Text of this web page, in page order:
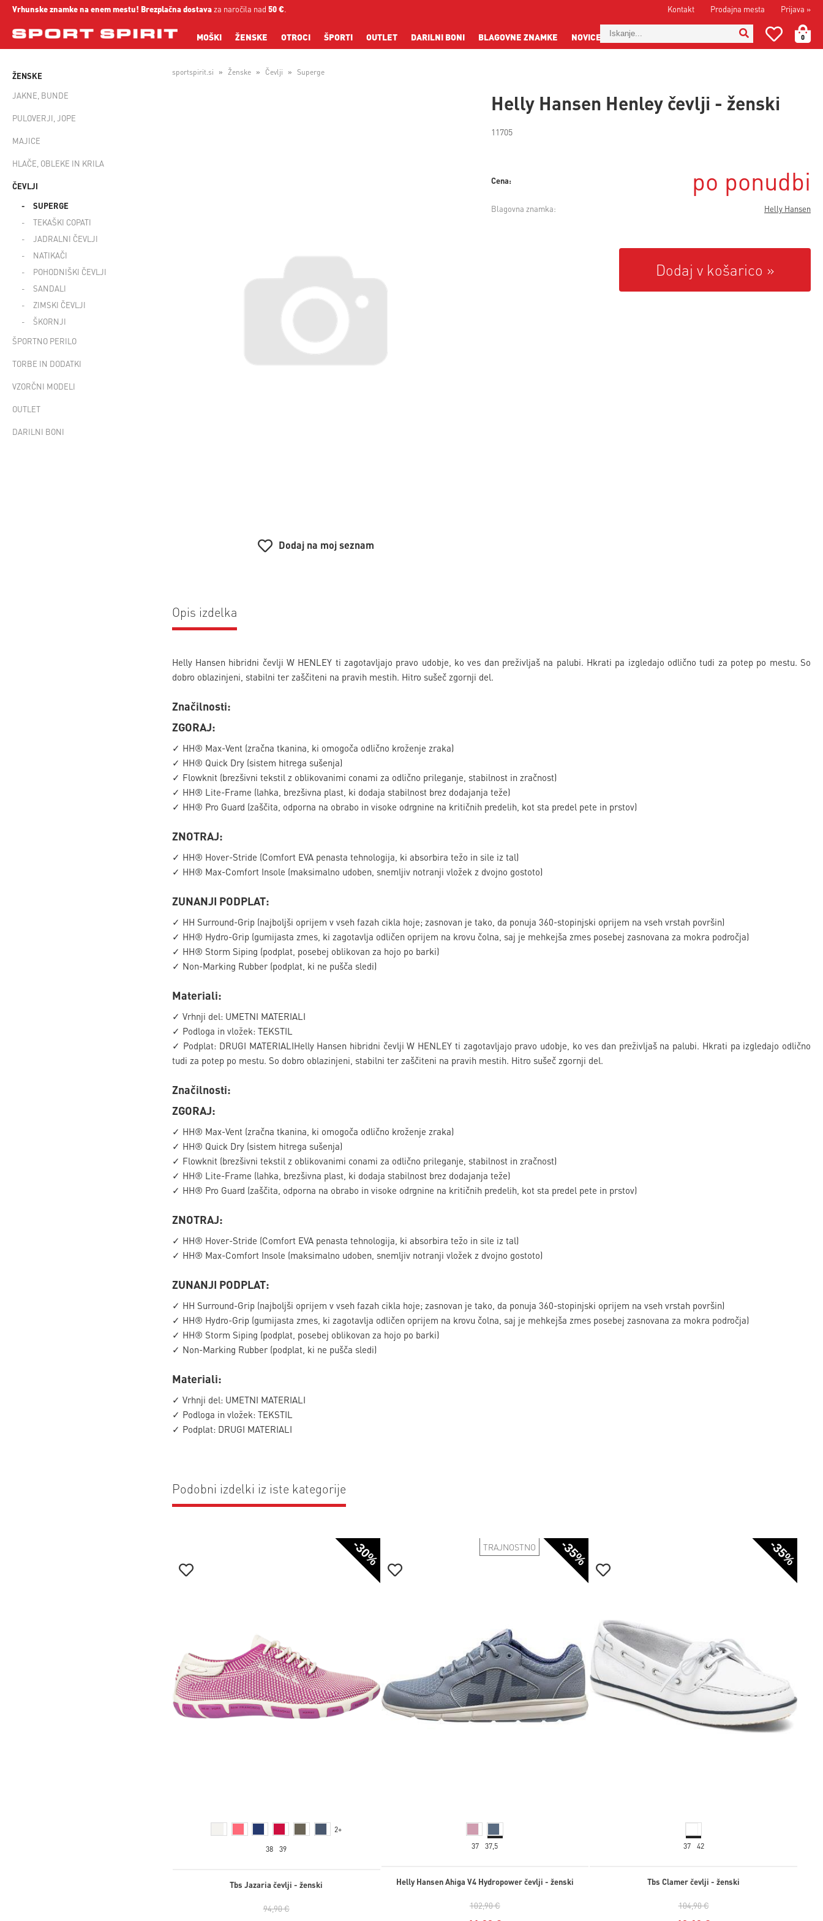
Prijava »
Kontakt Prodajna mesta
Vrhunske znamke na enem mestu! Brezplačna dostavaza naročila nad 50 €.
0
MOŠKI ŽENSKE OTROCI ŠPORTI OUTLET DARILNI BONI BLAGOVNE ZNAMKE NOVICE
ŽENSKE
JAKNE, BUNDE
PULOVERJI, JOPE
MAJICE
HLAČE, OBLEKE IN KRILA
ČEVLJI
SUPERGE
TEKAŠKI COPATI
JADRALNI ČEVLJI
NATIKAČI
POHODNIŠKI ČEVLJI
SANDALI
ZIMSKI ČEVLJI
ŠKORNJI
ŠPORTNO PERILO
TORBE IN DODATKI
VZORČNI MODELI
OUTLET
DARILNI BONI
sportspirit.si Ženske Čevlji Superge
Helly Hansen Henley čevlji - ženski
11705
Dodaj na moj seznam
Cena: po ponudbi
Blagovna znamka: Helly Hansen
Dodaj v košarico
Opis izdelka
Helly Hansen hibridni čevlji W HENLEY ti zagotavljajo pravo udobje, ko ves dan preživljaš na palubi. Hkrati pa izgledajo odlično tudi za potep po mestu. So
dobro oblazinjeni, stabilni ter zaščiteni na pravih mestih. Hitro sušeč zgornji del.
Značilnosti:
ZGORAJ:
✓ HH® Max-Vent (zračna tkanina, ki omogoča odlično kroženje zraka)
✓ HH® Quick Dry (sistem hitrega sušenja)
✓ Flowknit (brezšivni tekstil z oblikovanimi conami za odlično prileganje, stabilnost in zračnost)
✓ HH® Lite-Frame (lahka, brezšivna plast, ki dodaja stabilnost brez dodajanja teže)
✓ HH® Pro Guard (zaščita, odporna na obrabo in visoke odrgnine na kritičnih predelih, kot sta predel pete in prstov)
ZNOTRAJ:
✓ HH® Hover-Stride (Comfort EVA penasta tehnologija, ki absorbira težo in sile iz tal)
✓ HH® Max-Comfort Insole (maksimalno udoben, snemljiv notranji vložek z dvojno gostoto)
ZUNANJI PODPLAT:
✓ HH Surround-Grip (najboljši oprijem v vseh fazah cikla hoje; zasnovan je tako, da ponuja 360-stopinjski oprijem na vseh vrstah površin)
✓ HH® Hydro-Grip (gumijasta zmes, ki zagotavlja odličen oprijem na krovu čolna, saj je mehkejša zmes posebej zasnovana za mokra področja)
✓ HH® Storm Siping (podplat, posebej oblikovan za hojo po barki)
✓ Non-Marking Rubber (podplat, ki ne pušča sledi)
Materiali:
✓ Vrhnji del: UMETNI MATERIALI
✓ Podloga in vložek: TEKSTIL
✓ Podplat: DRUGI MATERIALIHelly Hansen hibridni čevlji W HENLEY ti zagotavljajo pravo udobje, ko ves dan preživljaš na palubi. Hkrati pa izgledajo odlično
tudi za potep po mestu. So dobro oblazinjeni, stabilni ter zaščiteni na pravih mestih. Hitro sušeč zgornji del.
Značilnosti:
ZGORAJ:
✓ HH® Max-Vent (zračna tkanina, ki omogoča odlično kroženje zraka)
✓ HH® Quick Dry (sistem hitrega sušenja)
✓ Flowknit (brezšivni tekstil z oblikovanimi conami za odlično prileganje, stabilnost in zračnost)
✓ HH® Lite-Frame (lahka, brezšivna plast, ki dodaja stabilnost brez dodajanja teže)
✓ HH® Pro Guard (zaščita, odporna na obrabo in visoke odrgnine na kritičnih predelih, kot sta predel pete in prstov)
ZNOTRAJ:
✓ HH® Hover-Stride (Comfort EVA penasta tehnologija, ki absorbira težo in sile iz tal)
✓ HH® Max-Comfort Insole (maksimalno udoben, snemljiv notranji vložek z dvojno gostoto)
ZUNANJI PODPLAT:
✓ HH Surround-Grip (najboljši oprijem v vseh fazah cikla hoje; zasnovan je tako, da ponuja 360-stopinjski oprijem na vseh vrstah površin)
✓ HH® Hydro-Grip (gumijasta zmes, ki zagotavlja odličen oprijem na krovu čolna, saj je mehkejša zmes posebej zasnovana za mokra področja)
✓ HH® Storm Siping (podplat, posebej oblikovan za hojo po barki)
✓ Non-Marking Rubber (podplat, ki ne pušča sledi)
Materiali:
✓ Vrhnji del: UMETNI MATERIALI
✓ Podloga in vložek: TEKSTIL
✓ Podplat: DRUGI MATERIALI
Podobni izdelki iz iste kategorije
-30%
2+
38 39
Tbs Jazaria čevlji - ženski
94,90 €
-35%
TRAJNOSTNO
37 37,5
Helly Hansen Ahiga V4 Hydropower čevlji - ženski
102,90 €
-35%
37 42
Tbs Clamer čevlji - ženski
104,90 €